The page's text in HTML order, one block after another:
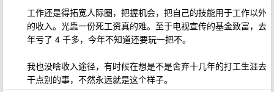
工作还是得拓宽人际圈，把握机会，把自己的技能用于工作以外
的收入。光靠一份死工资真的难。至于电视宣传的基金致富，去
年亏了 4 千多，今年不知道还要玩一把不。
我也没啥收入途径，有时候在想是不是舍弃十几年的打工生涯去
干点别的事，不然永远就是这个样子。